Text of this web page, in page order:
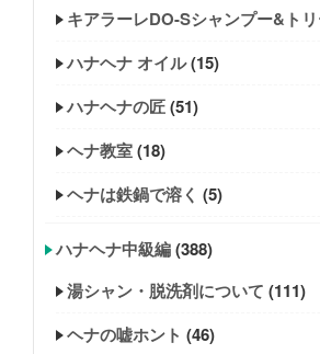
キアラーレDO-Sシャンプー&ト
ハナヘナ オイル(15)
ハナヘナの匠(51)
ヘナ教室(18)
ヘナは鉄鍋で溶く (5)
ハナヘナ中級編(388)
湯シャン・脱洗剤について (111)
ヘナの嘘ホント (46)